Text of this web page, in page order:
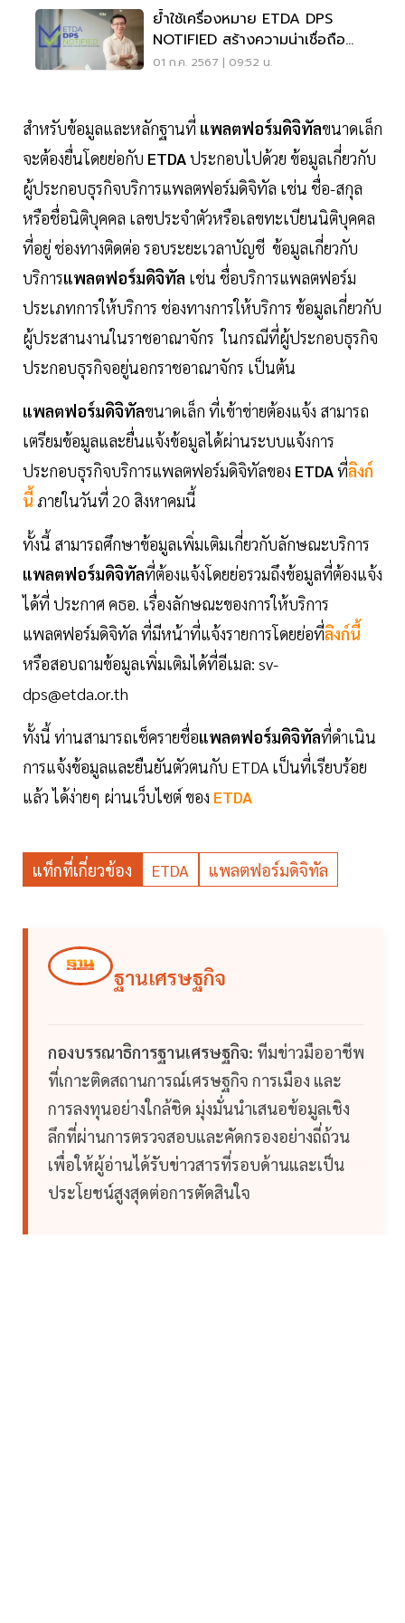
ย้ำใช้เครื่องหมาย ETDA DPS
NOTIFIED สร้างความน่าเชื่อถือ
แพลตฟอร์มดิจิทัล
01 ก.ค. 2567 | 09:52 น.
สำหรับข้อมูลและหลักฐานที่ แพลตฟอร์มดิจิทัลขนาดเล็ก
จะต้องยื่นโดยย่อกับ ETDAประกอบไปด้วย ข้อมูลเกี่ยวกับ
ผู้ประกอบธุรกิจบริการแพลตฟอร์มดิจิทัล เช่น ชื่อ-สกุล
หรือชื่อนิติบุคคล เลขประจำตัวหรือเลขทะเบียนนิติบุคคล
ที่อยู่ ช่องทางติดต่อ รอบระยะเวลาบัญชี ข้อมูลเกี่ยวกับ
บริการแพลตฟอร์มดิจิทัล เช่น ชื่อบริการแพลตฟอร์ม
ประเภทการให้บริการ ช่องทางการให้บริการ ข้อมูลเกี่ยวกับ
ผู้ประสานงานในราชอาณาจักร ในกรณีที่ผู้ประกอบธุรกิจ
ประกอบธุรกิจอยู่นอกราชอาณาจักร เป็นต้น
แพลตฟอร์มดิจิทัลขนาดเล็ก ที่เข้าข่ายต้องแจ้ง สามารถ
เตรียมข้อมูลและยื่นแจ้งข้อมูลได้ผ่านระบบแจ้งการ
ประกอบธุรกิจบริการแพลตฟอร์มดิจิทัลของ ETDAที่ลิงก์
นี้ ภายในวันที่ 20 สิงหาคมนี้
ทั้งนี้ สามารถศึกษาข้อมูลเพิ่มเติมเกี่ยวกับลักษณะบริการ
แพลตฟอร์มดิจิทัลที่ต้องแจ้งโดยย่อรวมถึงข้อมูลที่ต้องแจ้ง
ได้ที่ ประกาศ คธอ. เรื่องลักษณะของการให้บริการ
แพลตฟอร์มดิจิทัล ที่มีหน้าที่แจ้งรายการโดยย่อที่ลิงก์นี้
หรือสอบถามข้อมูลเพิ่มเติมได้ที่อีเมล: sv-
dps@etda.or.th
ทั้งนี้ ท่านสามารถเช็ครายชื่อแพลตฟอร์มดิจิทัลที่ดำเนิน
การแจ้งข้อมูลและยืนยันตัวตนกับ ETDA เป็นที่เรียบร้อย
แล้ว ได้ง่ายๆ ผ่านเว็บไซต์ ของ ETDA
แท็กที่เกี่ยวข้อง ETDA แพลตฟอร์มดิจิทัล
ฐานเศรษฐกิจ
กองบรรณาธิการฐานเศรษฐกิจ: ทีมข่าวมืออาชีพ
ที่เกาะติดสถานการณ์เศรษฐกิจ การเมือง และ
การลงทุนอย่างใกล้ชิด มุ่งมั่นนำเสนอข้อมูลเชิง
ลึกที่ผ่านการตรวจสอบและคัดกรองอย่างถี่ถ้วน
เพื่อให้ผู้อ่านได้รับข่าวสารที่รอบด้านและเป็น
ประโยชน์สูงสุดต่อการตัดสินใจ